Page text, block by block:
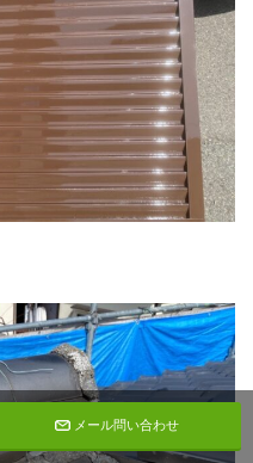
メール問い合わせ